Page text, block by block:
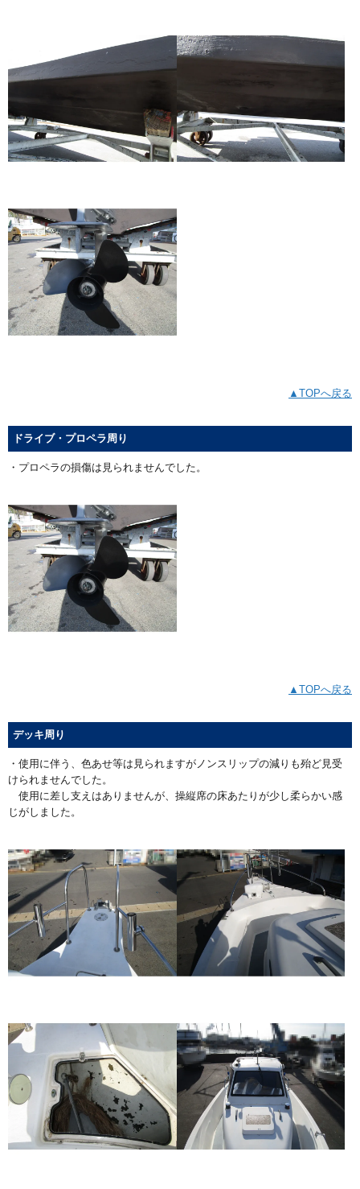
▲TOPへ戻る
ドライブ・プロペラ周り
・プロペラの損傷は見られませんでした。
▲TOPへ戻る
デッキ周り
・使用に伴う、色あせ等は見られますがノンスリップの減りも殆ど見受
けられませんでした。
使用に差し支えはありませんが、操縦席の床あたりが少し柔らかい感
じがしました。